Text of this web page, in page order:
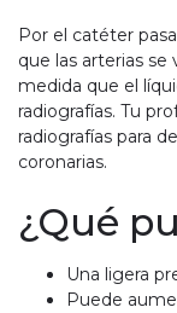
Por el catéter
que las arterias se
medida que el
radiografías. Tu
radiografías para
coronarias.
¿Qué
Una ligera
Puede